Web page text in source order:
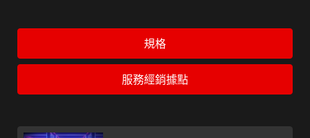
規格
服務經銷據點